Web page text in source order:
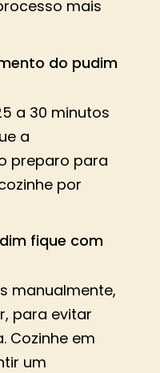
mais
do pudim
a 30 minutos
a
preparo para
por
fique com
manualmente,
para evitar
Cozinhe em
um